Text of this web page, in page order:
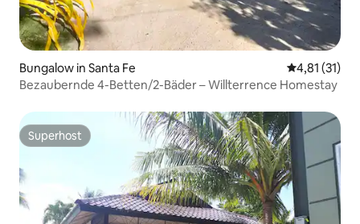
Bungalow in Santa Fe
4,81 (31)
Bezaubernde 4-Betten/2-Bäder – Willterrence Homestay
Superhost
Superhost